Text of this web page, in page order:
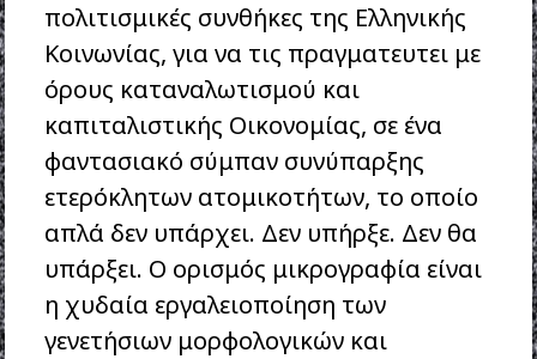
πολιτισμικές συνθήκες της Ελληνικής
Κοινωνίας, για να τις πραγματευτει με
όρους καταναλωτισμού και
καπιταλιστικής Οικονομίας, σε ένα
φαντασιακό σύμπαν συνύπαρξης
ετερόκλητων ατομικοτήτων, το οποίο
απλά δεν υπάρχει. Δεν υπήρξε. Δεν θα
υπάρξει. Ο ορισμός μικρογραφία είναι
η χυδαία εργαλειοποίηση των
γενετήσιων μορφολογικών και